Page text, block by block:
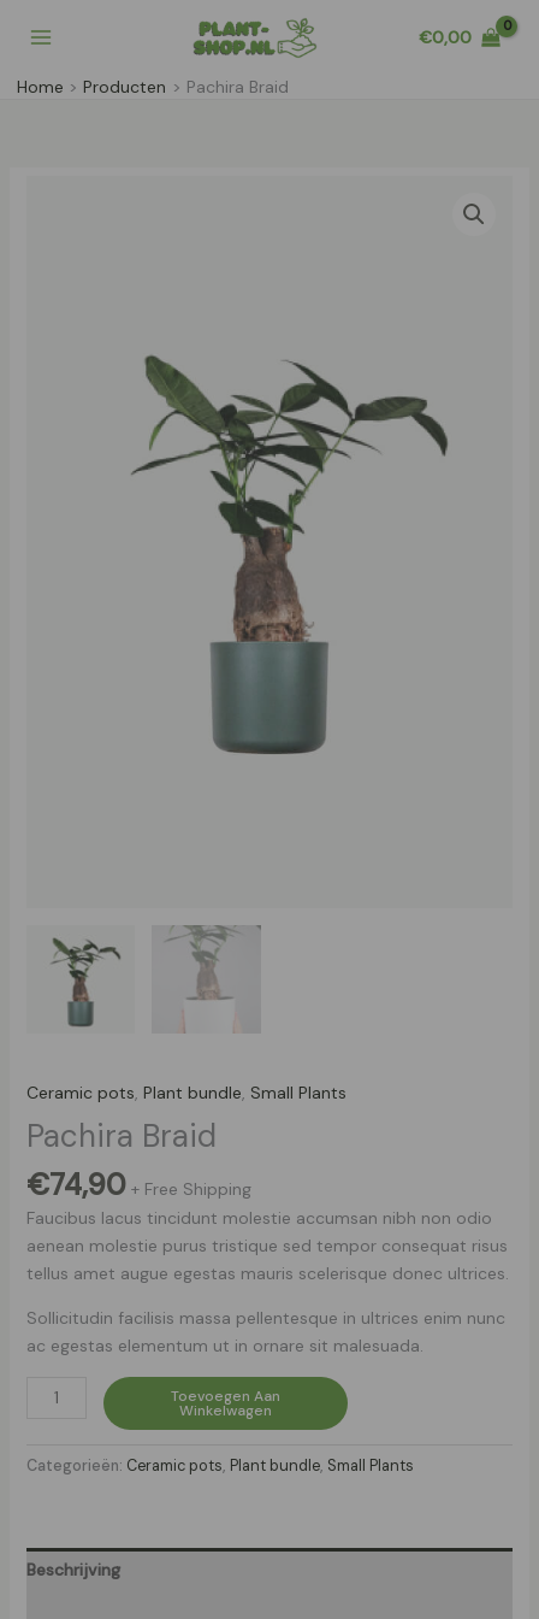
naar
inhoud
€0,00
Home Producten Pachira Braid
Ceramic pots, Plant bundle, Small Plants
Pachira Braid
€74,90 + Free Shipping
Faucibus lacus tincidunt molestie accumsan nibh non odio
aenean molestie purus tristique sed tempor consequat risus
tellus amet augue egestas mauris scelerisque donec ultrices.
Sollicitudin facilisis massa pellentesque in ultrices enim nunc
ac egestas elementum ut in ornare sit malesuada.
Pachira
Toevoegen Aan
Winkelwagen
Categorieën: Ceramic pots, Plant bundle, Small Plants
Beschrijving